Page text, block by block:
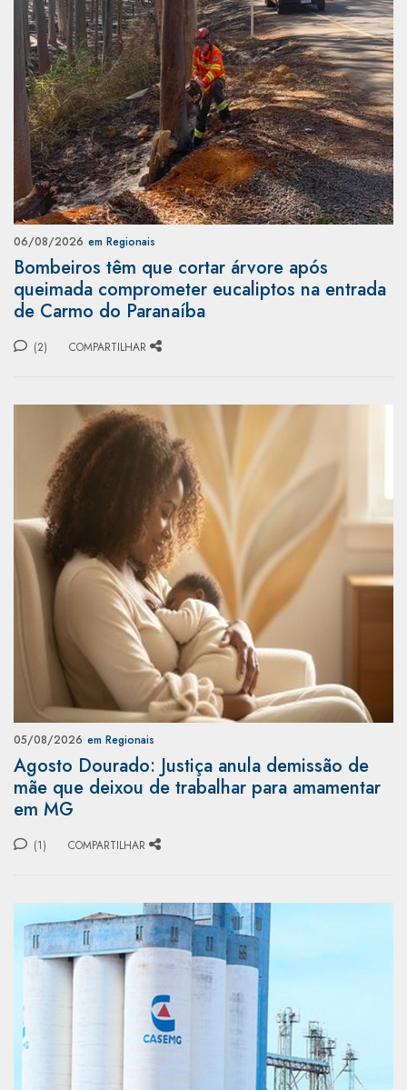
06/08/2026 em Regionais
Bombeiros têm que cortar árvore após
queimada comprometer eucaliptos na entrada
de Carmo do Paranaíba
(2) COMPARTILHAR
05/08/2026 em Regionais
Agosto Dourado: Justiça anula demissão de
mãe que deixou de trabalhar para amamentar
em MG
(1) COMPARTILHAR